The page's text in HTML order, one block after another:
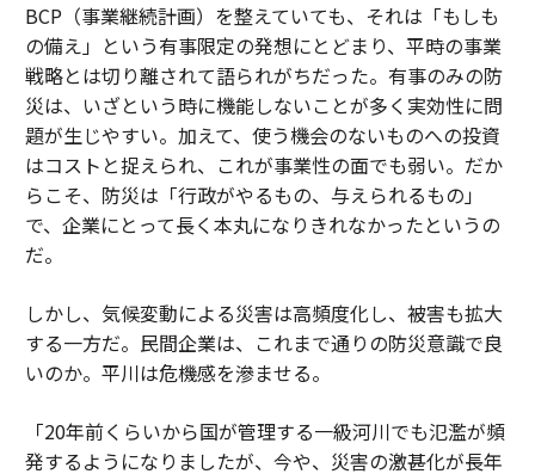
BCP（事業継続計画）を整えていても、それは「もしも
の備え」という有事限定の発想にとどまり、平時の事業
戦略とは切り離されて語られがちだった。有事のみの防
災は、いざという時に機能しないことが多く実効性に問
題が生じやすい。加えて、使う機会のないものへの投資
はコストと捉えられ、これが事業性の面でも弱い。だか
らこそ、防災は「行政がやるもの、与えられるもの」
で、企業にとって長く本丸になりきれなかったというの
だ。
しかし、気候変動による災害は高頻度化し、被害も拡大
する一方だ。民間企業は、これまで通りの防災意識で良
いのか。平川は危機感を滲ませる。
「20年前くらいから国が管理する一級河川でも氾濫が頻
発するようになりましたが、今や、災害の激甚化が長年